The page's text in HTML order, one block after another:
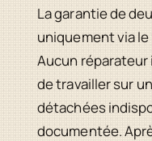
La garantie de
uniquement via
Aucun
de travailler sur
détachées
documentée.